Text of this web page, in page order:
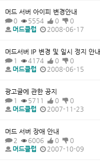
머드 서버 아이피 변경안내
0
5554 0
0
머드클럽
2008-06-17
머드서버 IP 변경 및 일시 정지 안내
1
4174 0
0
머드클럽
2008-06-15
광고글에 관한 공지
1
5711 0
0
머드클럽
2007-11-23
머드 서버 장애 안내
2
6006 0
0
머드클럽
2007-10-09